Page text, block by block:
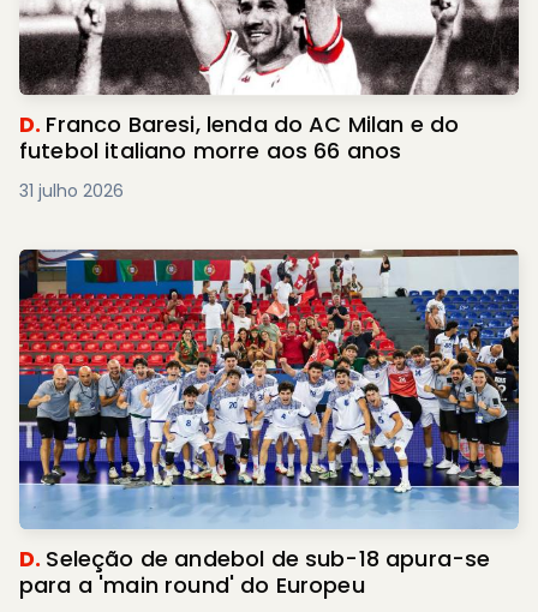
D. Franco Baresi, lenda do AC Milan e do
futebol italiano morre aos 66 anos
31 julho 2026
D. Seleção de andebol de sub-18 apura-se
para a 'main round' do Europeu